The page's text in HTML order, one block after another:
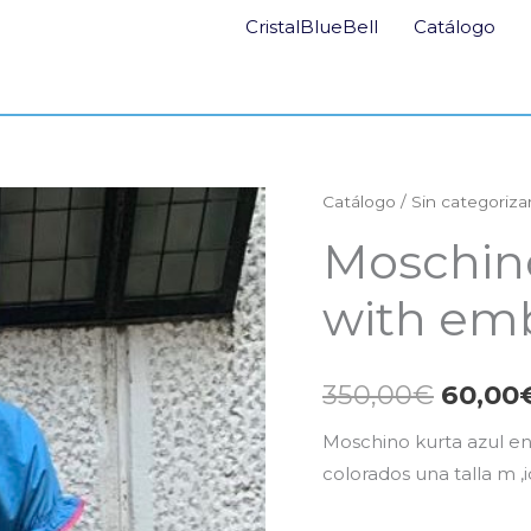
CristalBlueBell Catálogo
Catálogo / Sin
with
350,00€
El
precio
60,00
Moschino kurta azul
colorados una talla m